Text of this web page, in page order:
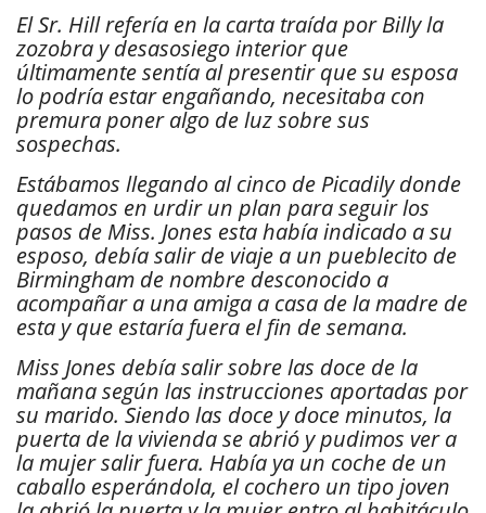
El Sr. Hill refería en la carta traída por Billy la
zozobra y desasosiego interior que
últimamente sentía al presentir que su esposa
lo podría estar engañando, necesitaba con
premura poner algo de luz sobre sus
sospechas.
Estábamos llegando al cinco de Picadily donde
quedamos en urdir un plan para seguir los
pasos de Miss. Jones esta había indicado a su
esposo, debía salir de viaje a un pueblecito de
Birmingham de nombre desconocido a
acompañar a una amiga a casa de la madre de
esta y que estaría fuera el fin de semana.
Miss Jones debía salir sobre las doce de la
mañana según las instrucciones aportadas por
su marido. Siendo las doce y doce minutos, la
puerta de la vivienda se abrió y pudimos ver a
la mujer salir fuera. Había ya un coche de un
caballo esperándola, el cochero un tipo joven